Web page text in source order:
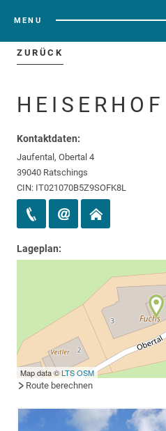
MENU
ZURÜCK
HEISERHOF
Kontaktdaten:
Jaufental, Obertal 4
39040 Ratschings
CIN: IT021070B5Z9SOFK8L
Lageplan:
Map data ©LTSOSM
Route berechnen